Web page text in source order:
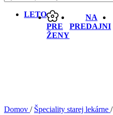
LETO
PRE
ŽENY
NA
PREDAJNI
Domov / Špeciality starej lekárne /